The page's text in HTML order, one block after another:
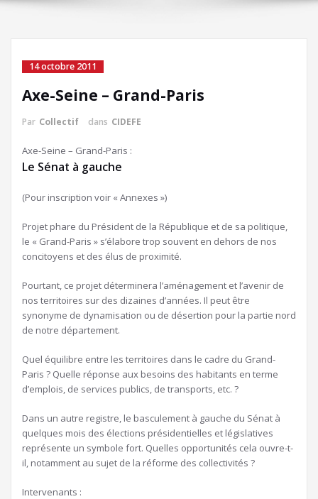
14 octobre 2011
Axe-Seine – Grand-Paris
Par Collectif dans CIDEFE
Axe-Seine – Grand-Paris :
Le Sénat à gauche
(Pour inscription voir « Annexes »)
Projet phare du Président de la République et de sa politique,
le « Grand-Paris » s’élabore trop souvent en dehors de nos
concitoyens et des élus de proximité.
Pourtant, ce projet déterminera l’aménagement et l’avenir de
nos territoires sur des dizaines d’années. Il peut être
synonyme de dynamisation ou de désertion pour la partie nord
de notre département.
Quel équilibre entre les territoires dans le cadre du Grand-
Paris ? Quelle réponse aux besoins des habitants en terme
d’emplois, de services publics, de transports, etc. ?
Dans un autre registre, le basculement à gauche du Sénat à
quelques mois des élections présidentielles et législatives
représente un symbole fort. Quelles opportunités cela ouvre-t-
il, notamment au sujet de la réforme des collectivités ?
Intervenants :